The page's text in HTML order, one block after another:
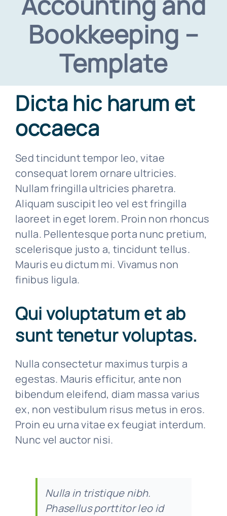
LA RETE
CERTIFICAZIONI
CONTATTI
Bookkeeping –
Template
Dicta hic harum et
occaeca
Sed tincidunt tempor leo, vitae
consequat lorem ornare ultricies.
Nullam fringilla ultricies pharetra.
Aliquam suscipit leo vel est fringilla
laoreet in eget lorem. Proin non rhoncus
nulla. Pellentesque porta nunc pretium,
scelerisque justo a, tincidunt tellus.
Mauris eu dictum mi. Vivamus non
finibus ligula.
Qui voluptatum et ab
sunt tenetur voluptas.
Nulla consectetur maximus turpis a
egestas. Mauris efficitur, ante non
bibendum eleifend, diam massa varius
ex, non vestibulum risus metus in eros.
Proin eu urna vitae ex feugiat interdum.
Nunc vel auctor nisi.
Nulla in tristique nibh.
Phasellus porttitor leo id